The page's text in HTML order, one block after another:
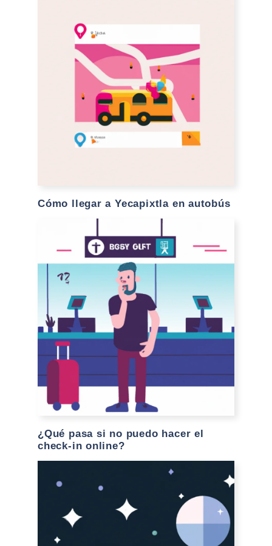
Cómo llegar a Yecapixtla en autobús
¿Qué pasa si no puedo hacer el
check-in online?